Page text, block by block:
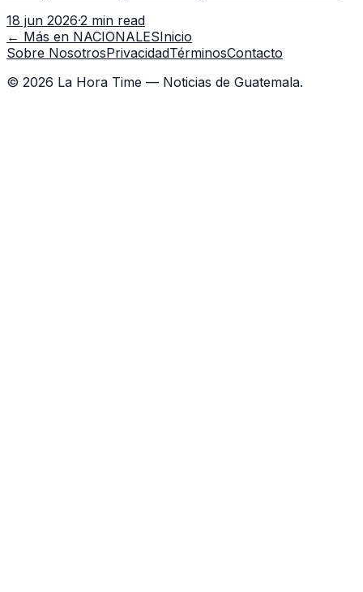
capacitación en la capital.
18 jun 2026·2 min read
← Más en NACIONALESInicio
Sobre NosotrosPrivacidadTérminosContacto
© 2026 La Hora Time — Noticias de Guatemala.